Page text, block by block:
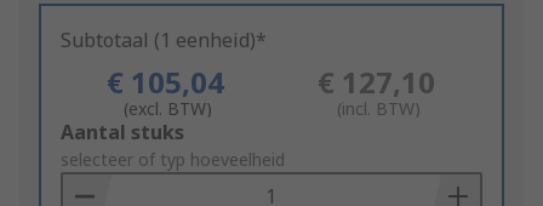
Subtotaal (1 eenheid)*
€ 105,04
(excl. BTW)
€ 127,10
(incl. BTW)
Add
to
Basket
Aantal stuks
selecteer of typ hoeveelheid